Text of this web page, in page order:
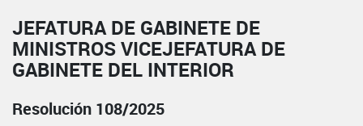
JEFATURA DE GABINETE DE
MINISTROS VICEJEFATURA DE
GABINETE DEL INTERIOR
Resolución 108/2025